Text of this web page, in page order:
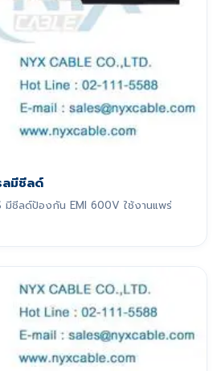
ลมีชีลด์
มีชีลด์ป้องกัน EMI 600V ใช้งานแพร่